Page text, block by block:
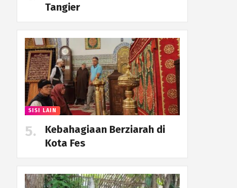
Tangier
SISI LAIN
Kebahagiaan Berziarah di
Kota Fes